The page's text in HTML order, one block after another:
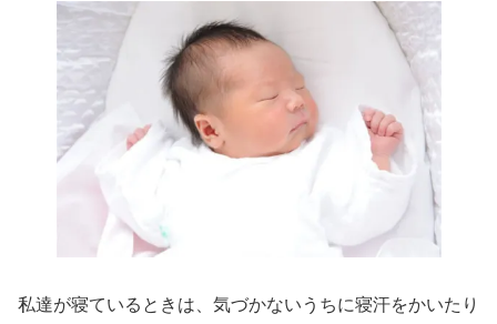
私達が寝ているときは、気づかないうちに寝汗をかいたり